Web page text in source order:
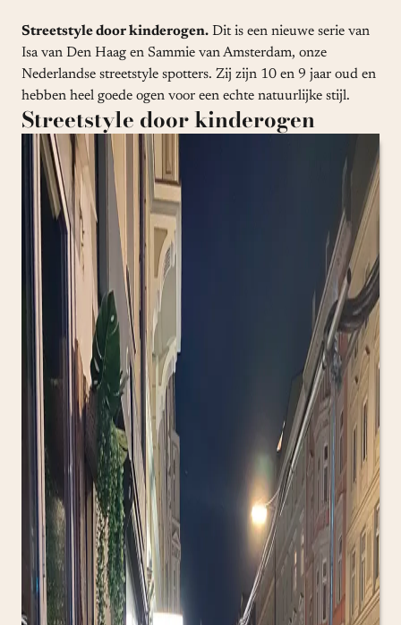
Streetstyle door kinderogen. Dit is een nieuwe serie van
Isa van Den Haag en Sammie van Amsterdam, onze
Nederlandse streetstyle spotters. Zij zijn 10 en 9 jaar oud en
hebben heel goede ogen voor een echte natuurlijke stijl.
Streetstyle door kinderogen